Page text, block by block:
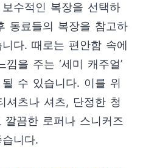
수적인 복장을 선택하
동료들의 복장을 참고하
다. 때로는 편안함 속에
을 주는 ‘세미 캐주얼’
수 있습니다. 이를 위
셔츠나 셔츠, 단정한 청
깔끔한 로퍼나 스니커즈
니다.